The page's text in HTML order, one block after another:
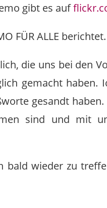
gibt es auf
FÜR ALLE
die uns bei den
gemacht haben.
gesandt
sind und mit
wieder zu